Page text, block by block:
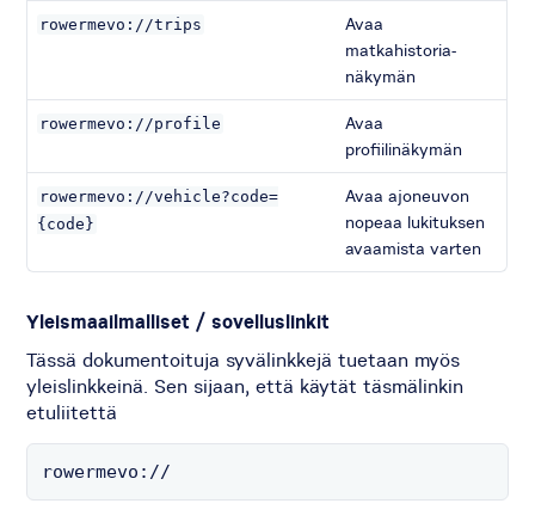
rowermevo ://trips
Avaa
matkahistoria-
näkymän
rowermevo ://profile
Avaa
profiilinäkymän
rowermevo://vehicle?code=
{code}
Avaa ajoneuvon
nopeaa lukituksen
avaamista varten
Yleismaailmalliset / sovelluslinkit
Tässä dokumentoituja syvälinkkejä tuetaan myös
yleislinkkeinä. Sen sijaan, että käytät täsmälinkin
etuliitettä
rowermevo://